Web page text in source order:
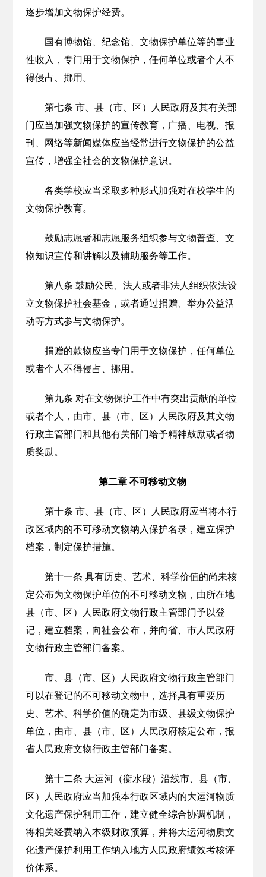
逐步增加文物保护经费。
国有博物馆、纪念馆、文物保护单位等的事业
性收入，专门用于文物保护，任何单位或者个人不
得侵占、挪用。
第七条 市、县（市、区）人民政府及其有关部
门应当加强文物保护的宣传教育，广播、电视、报
刊、网络等新闻媒体应当经常进行文物保护的公益
宣传，增强全社会的文物保护意识。
各类学校应当采取多种形式加强对在校学生的
文物保护教育。
鼓励志愿者和志愿服务组织参与文物普查、文
物知识宣传和讲解以及辅助服务等工作。
第八条 鼓励公民、法人或者非法人组织依法设
立文物保护社会基金，或者通过捐赠、举办公益活
动等方式参与文物保护。
捐赠的款物应当专门用于文物保护，任何单位
或者个人不得侵占、挪用。
第九条 对在文物保护工作中有突出贡献的单位
或者个人，由市、县（市、区）人民政府及其文物
行政主管部门和其他有关部门给予精神鼓励或者物
质奖励。
第二章 不可移动文物
第十条 市、县（市、区）人民政府应当将本行
政区域内的不可移动文物纳入保护名录，建立保护
档案，制定保护措施。
第十一条 具有历史、艺术、科学价值的尚未核
定公布为文物保护单位的不可移动文物，由所在地
县（市、区）人民政府文物行政主管部门予以登
记，建立档案，向社会公布，并向省、市人民政府
文物行政主管部门备案。
市、县（市、区）人民政府文物行政主管部门
可以在登记的不可移动文物中，选择具有重要历
史、艺术、科学价值的确定为市级、县级文物保护
单位，由市、县（市、区）人民政府核定公布，报
省人民政府文物行政主管部门备案。
第十二条 大运河（衡水段）沿线市、县（市、
区）人民政府应当加强本行政区域内的大运河物质
文化遗产保护利用工作，建立健全综合协调机制，
将相关经费纳入本级财政预算，并将大运河物质文
化遗产保护利用工作纳入地方人民政府绩效考核评
价体系。